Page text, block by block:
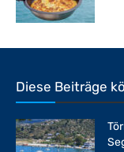
Diese Beiträge